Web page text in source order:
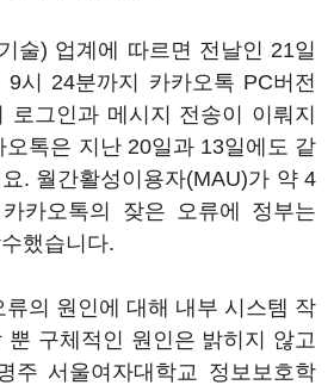
술) 업계에 따르면 전날인 21일
시 24분까지 카카오톡 PC버전
로그인과 메시지 전송이 이뤄지
오톡은 지난 20일과 13일에도 같
. 월간활성이용자(MAU)가 약 4
카오톡의 잦은 오류에 정부는
했습니다.
의 원인에 대해 내부 시스템 작
뿐 구체적인 원인은 밝히지 않고
주 서울여자대학교 정보보호학